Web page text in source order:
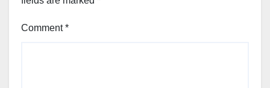
Comment*